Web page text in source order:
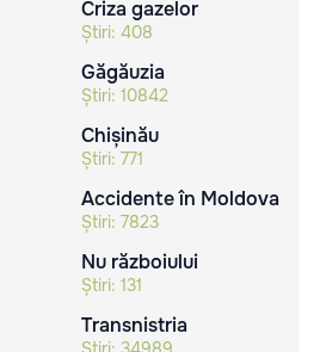
Criza gazelor
Știri: 408
Găgăuzia
Știri: 10842
Chișinău
Știri: 771
Accidente în Moldova
Știri: 7823
Nu războiului
Știri: 131
Transnistria